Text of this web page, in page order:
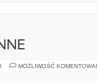
MOŻLIWOŚĆ